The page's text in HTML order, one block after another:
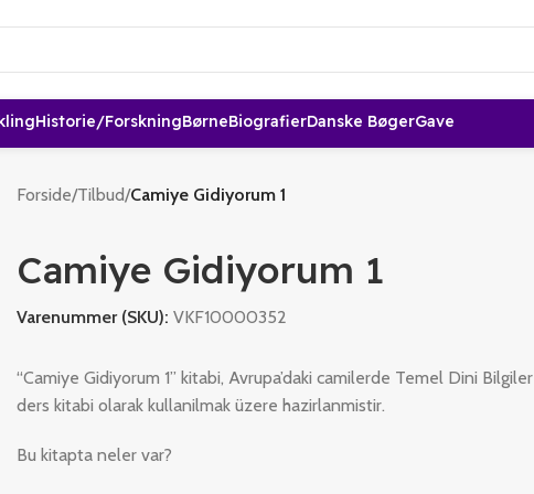
Historie/forskningBørneBiografierDanske BøgerGave
Forside/Tilbud/Camiye Gidiyorum 1
Camiye Gidiyorum 1
Varenummer (SKU): VKF10000352
“Camiye Gidiyorum 1” kitabi, Avrupa’daki camilerde Temel Dini Bilgiler
ders kitabi olarak kullanilmak üzere hazirlanmistir.
Bu kitapta neler var?